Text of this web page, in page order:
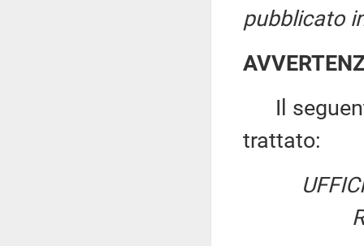
pubblicato
Il
trattato: